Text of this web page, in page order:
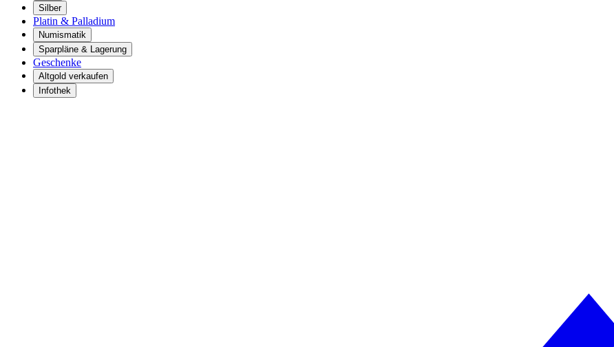
Silber
Platin & Palladium
Numismatik
Sparpläne & Lagerung
Geschenke
Altgold verkaufen
Infothek